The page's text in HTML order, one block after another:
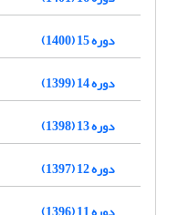
دوره 15 (1400)
دوره 14 (1399)
دوره 13 (1398)
دوره 12 (1397)